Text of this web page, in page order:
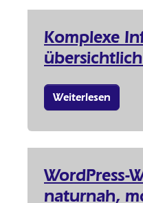
Komplexe
Weiterlesen
WordPress-
naturnah,